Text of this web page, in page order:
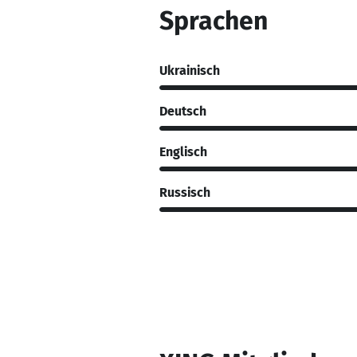
Sprachen
Ukrainisch
Deutsch
Englisch
Russisch